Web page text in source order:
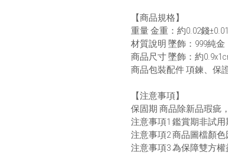
【商品規格】
重量 金重：約0.02錢
材質說明 墜飾：999純
商品尺寸 墜飾：約
商品包裝配件 項鍊、保
【注意事項】
保固期 商品除新品瑕疵
注意事項1 鑑賞期非試
注意事項2 商品圖檔顏
注意事項3 為保障雙方